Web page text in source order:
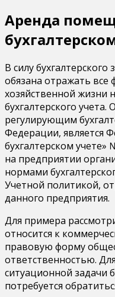
Аренда
В силу
обязана отражать все
хозяйственной жизни
бухгалтерского
регулирующим
Федерации, является
бухгалтерском учете»
на предприятии
нормами
Учетной политикой,
данного предприятия.
Для примера
относится к
правовую форму
ответственностью.
ситуационной задачи
потребуется